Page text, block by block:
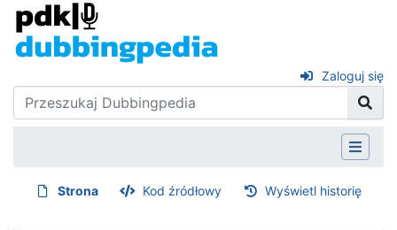
Zaloguj się
Strona Kod źródłowy Wyświetl historię